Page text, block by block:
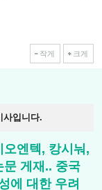
작게 크게
사입니다.
엔텍, 캉시눠,
문 게재.. 중국
에 대한 우려